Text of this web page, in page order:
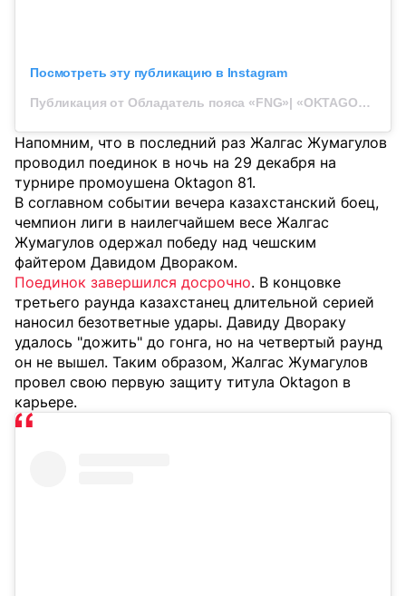
Посмотреть эту публикацию в Instagram
Публикация от Обладатель пояса «FNG»| «OKTAGON» (@zhumagulov_zhalgas)
Напомним, что в последний раз Жалгас Жумагулов
проводил поединок в ночь на 29 декабря на
турнире промоушена Oktagon 81.
В соглавном событии вечера казахстанский боец,
чемпион лиги в наилегчайшем весе Жалгас
Жумагулов одержал победу над чешским
файтером Давидом Двораком.
Поединок завершился досрочно. В концовке
третьего раунда казахстанец длительной серией
наносил безответные удары. Давиду Двораку
удалось "дожить" до гонга, но на четвертый раунд
он не вышел. Таким образом, Жалгас Жумагулов
провел свою первую защиту титула Oktagon в
карьере.